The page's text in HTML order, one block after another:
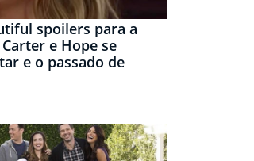
spoilers para a
e Hope se
e o passado de